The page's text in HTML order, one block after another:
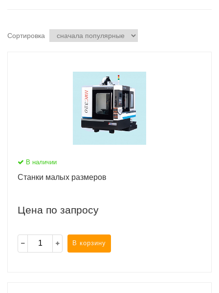
Сортировка
В наличии
Станки малых размеров
Цена по запросу
В корзину